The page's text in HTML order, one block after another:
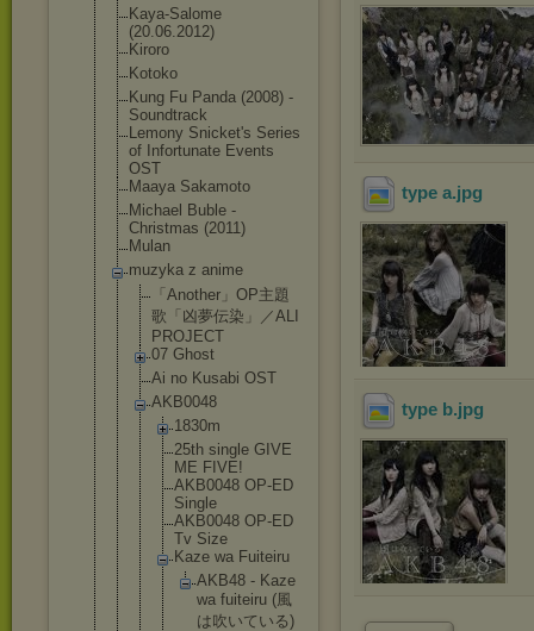
Kaya-Salome
(20.06.2012)
Kiroro
Kotoko
Kung Fu Panda (2008) -
Soundtrack
Lemony Snicket's Series
of Infortunate Events
OST
Maaya Sakamoto
Michael Buble -
Christmas (2011)
Mulan
muzyka z anime
「Another」OP主題
歌「凶夢伝染」／ALI
PROJECT
07 Ghost
Ai no Kusabi OST
AKB0048
1830m
25th single GIVE
ME FIVE!
AKB0048 OP-ED
Single
AKB0048 OP-ED
Tv Size
Kaze wa Fuiteiru
AKB48 - Kaze
wa fuiteiru (風
は吹いている)
type a.jpg
type b.jpg